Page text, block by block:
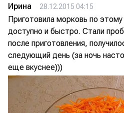
Ирина 28.12.2015 04:15
Приготовила морковь по
доступно и быстро. Стали
после приготовления,
следующий день (за ночь
еще вкуснее)))